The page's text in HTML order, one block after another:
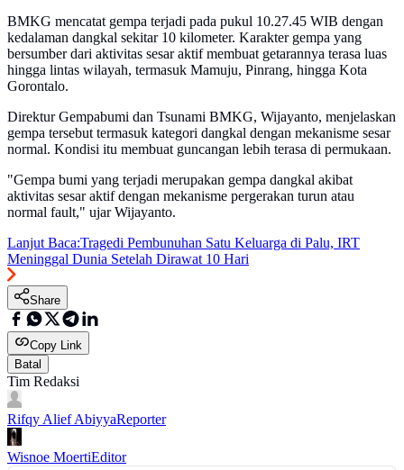
BMKG mencatat gempa terjadi pada pukul 10.27.45 WIB dengan
kedalaman dangkal sekitar 10 kilometer. Karakter gempa yang
bersumber dari aktivitas sesar aktif membuat getarannya terasa luas
hingga lintas wilayah, termasuk Mamuju, Pinrang, hingga Kota
Gorontalo.
Direktur Gempabumi dan Tsunami BMKG, Wijayanto, menjelaskan
gempa tersebut termasuk kategori dangkal dengan mekanisme sesar
normal. Kondisi itu membuat guncangan lebih terasa di permukaan.
"Gempa bumi yang terjadi merupakan gempa dangkal akibat
aktivitas sesar aktif dengan mekanisme pergerakan turun atau
normal fault," ujar Wijayanto.
Lanjut Baca:Tragedi Pembunuhan Satu Keluarga di Palu, IRT
Meninggal Dunia Setelah Dirawat 10 Hari
Share
Copy Link
Batal
Tim Redaksi
Rifqy Alief AbiyyaReporter
Wisnoe MoertiEditor